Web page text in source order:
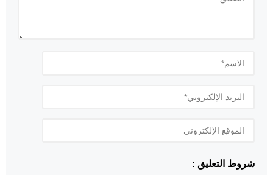
شروط التعليق :